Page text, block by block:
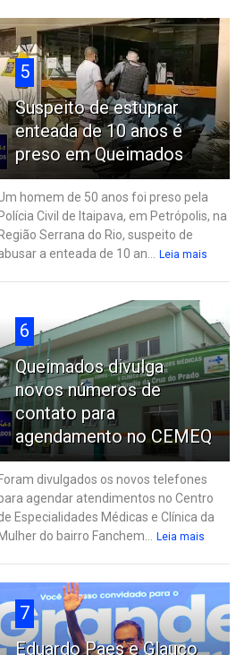
5
Suspeito de estuprar
enteada de 10 anos é
preso em Queimados
homem de 50 anos foi preso pela
Polícia Civil de Itaipava, em Petrópolis, na
Região Serrana do Rio, suspeito de
a enteada de 10 an...
Leia mais
6
Queimados divulga
novos números de
contato para
agendamento no CEMEQ
Foram divulgados os novos telefones
agendar atendimentos no Centro
Especialidades Médicas e Clínica da
Mulher do bairro Fanchem...
Leia mais
7
Eduardo Paes e Glauco